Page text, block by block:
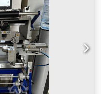
обертання: від 0,1 до 1,2
нахилу: 550 Вт
мм